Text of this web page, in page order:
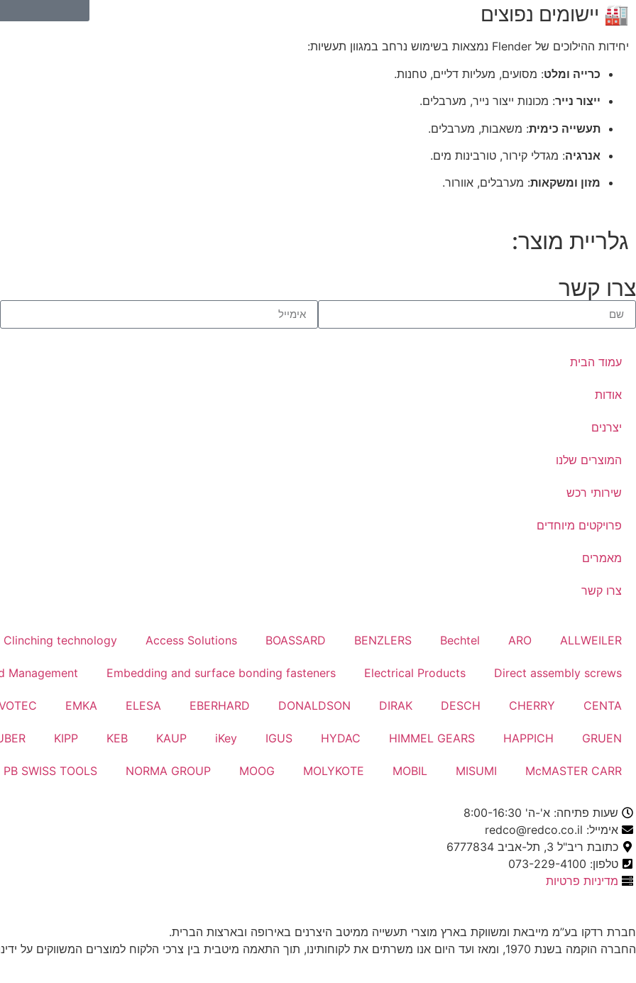
🏭 יישומים נפוצים
יחידות ההילוכים של Flender נמצאות בשימוש נרחב במגוון תעשיות:
כרייה ומלט: מסועים, מעליות דליים, טחנות.
ייצור נייר: מכונות ייצור נייר, מערבלים.
תעשייה כימית: משאבות, מערבלים.
אנרגיה: מגדלי קירור, טורבינות מים.
מזון ומשקאות: מערבלים, אוורור.
גלריית מוצר:
צרו קשר
עמוד הבית
אודות
יצרנים
המוצרים שלנו
שירותי רכש
פרויקטים מיוחדים
מאמרים
צרו קשר
ALLWEILER
ARO
Bechtel
BENZLERS
BOASSARD
Access Solutions
Clinching technology
Direct assembly screws
Electrical Products
Embedding and surface bonding fasteners
Management
CENTA
CHERRY
DESCH
DIRAK
DONALDSON
EBERHARD
ELESA
EMKA
GRUEN
HAPPICH
HIMMEL GEARS
HYDAC
IGUS
iKey
KAUP
KEB
KIPP
McMASTER CARR
MISUMI
MOBIL
MOLYKOTE
MOOG
NORMA GROUP
PB SWISS TOOLS
שעות פתיחה: א'-ה' 8:00-16:30
אימייל: redco@redco.co.il
כתובת ריב"ל 3, תל-אביב 6777834
טלפון: 073-229-4100
מדיניות פרטיות
חברת רדקו בע”מ מייבאת ומשווקת בארץ מוצרי תעשייה ממיטב היצרנים באירופה ובארצות הברית.
החברה הוקמה בשנת 1970, ומאז ועד היום אנו משרתים את לקוחותינו, תוך התאמה מיטבית בין צרכי הלקוח למוצרים המשווקים על ידינו.